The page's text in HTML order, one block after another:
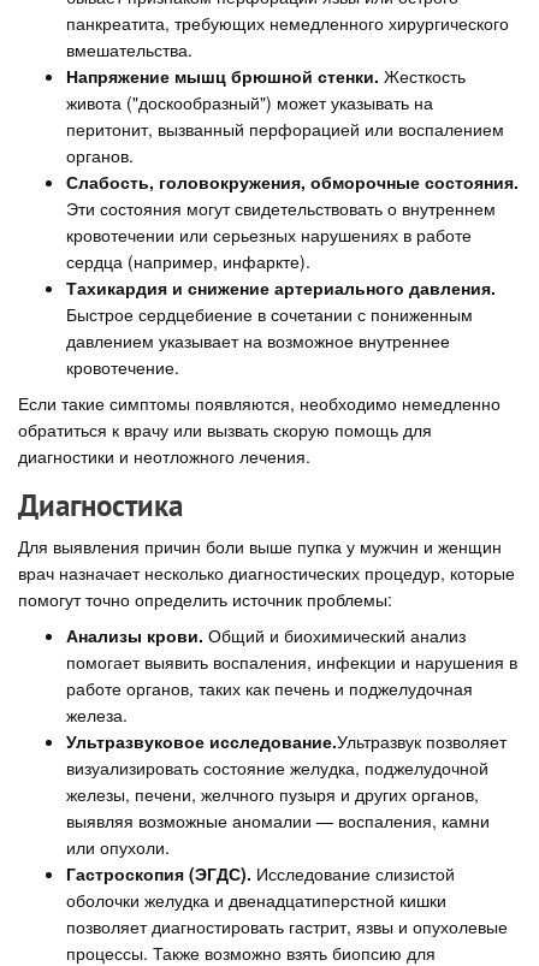
панкреатита, требующих немедленного хирургического
вмешательства.
Напряжение мышц брюшной стенки. Жесткость
живота ("доскообразный") может указывать на
перитонит, вызванный перфорацией или воспалением
органов.
Слабость, головокружения, обморочные состояния.
Эти состояния могут свидетельствовать о внутреннем
кровотечении или серьезных нарушениях в работе
сердца (например, инфаркте).
Тахикардия и снижение артериального давления.
Быстрое сердцебиение в сочетании с пониженным
давлением указывает на возможное внутреннее
кровотечение.
Если такие симптомы появляются, необходимо немедленно
обратиться к врачу или вызвать скорую помощь для
диагностики и неотложного лечения.
Диагностика
Для выявления причин боли выше пупка у мужчин и женщин
врач назначает несколько диагностических процедур, которые
помогут точно определить источник проблемы:
Анализы крови. Общий и биохимический анализ
помогает выявить воспаления, инфекции и нарушения в
работе органов, таких как печень и поджелудочная
железа.
Ультразвуковое исследование.Ультразвук позволяет
визуализировать состояние желудка, поджелудочной
железы, печени, желчного пузыря и других органов,
выявляя возможные аномалии — воспаления, камни
или опухоли.
Гастроскопия (ЭГДС). Исследование слизистой
оболочки желудка и двенадцатиперстной кишки
позволяет диагностировать гастрит, язвы и опухолевые
процессы. Также возможно взять биопсию для